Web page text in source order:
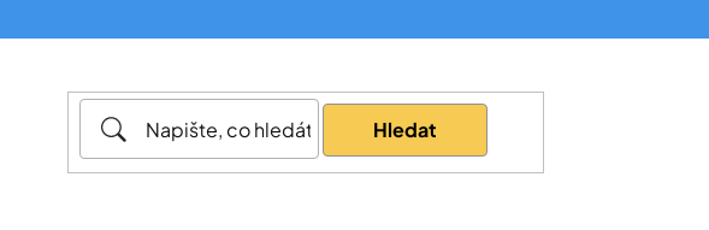
Hledat
Co potřebujete najít?